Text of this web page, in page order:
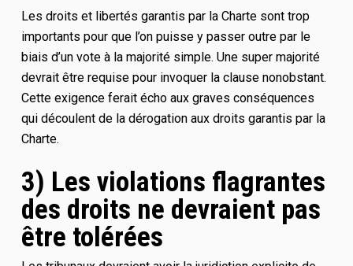
Les droits et libertés garantis par la Charte sont trop
importants pour que l’on puisse y passer outre par le
biais d’un vote à la majorité simple. Une super majorité
devrait être requise pour invoquer la clause nonobstant.
Cette exigence ferait écho aux graves conséquences
qui découlent de la dérogation aux droits garantis par la
Charte.
3) Les violations flagrantes
des droits ne devraient pas
être tolérées